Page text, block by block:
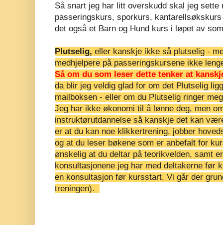
Så snart jeg har litt overskudd skal jeg sette
passeringskurs, sporkurs,
det også et Barn og Hund kurs i løpet av
Plutselig, eller kanskje ikke så plutselig -
medhjelpere på passeringskursene ikke
Så om du som leser dette tenker at
da blir jeg veldig glad for om det Plutselig
mailboksen - eller om du Plutselig ringer
Jeg har ikke økonomi til å lønne deg, men
instruktørutdannelse så kanskje det kan
er at du kan noe klikkertrening, jobber
og at du leser bøkene som er anbefalt for
ønskelig at du deltar på teorikvelden, samt
konsultasjonene jeg har med deltakerne før
en konsultasjon før kursstart. Vi går der
treningen).